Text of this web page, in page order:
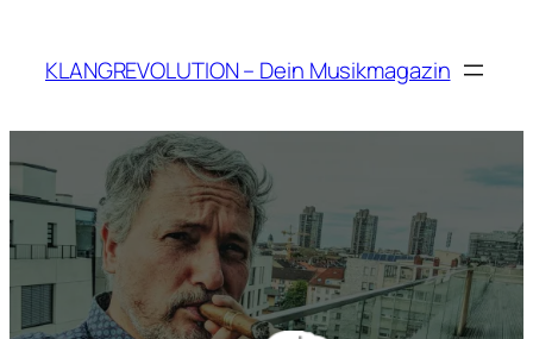
springen
KLANGREVOLUTION – Dein Musikmagazin